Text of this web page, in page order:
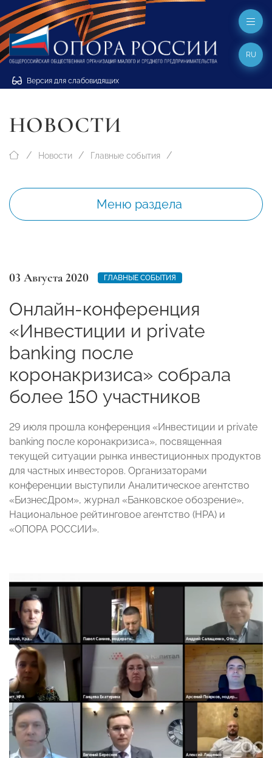
Версия для слабовидящих
RU
НОВОСТИ
Новости Главные события
Меню раздела
03 Августа 2020 ГЛАВНЫЕ СОБЫТИЯ
Онлайн-конференция
«Инвестиции и private
banking после
коронакризиса» собрала
более 150 участников
29 июля прошла конференция «Инвестиции и private
banking после коронакризиса», посвященная
текущей ситуации рынка инвестиционных продуктов
для частных инвесторов. Организаторами
конференции выступили Аналитическое агентство
«БизнесДром», журнал «Банковское обозрение»,
Национальное рейтинговое агентство (НРА) и
«ОПОРА РОССИИ».